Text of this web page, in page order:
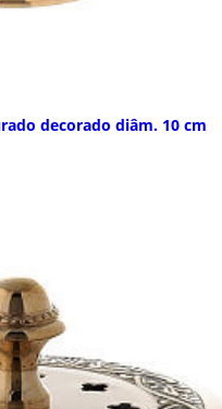
decorado diâm. 10 cm